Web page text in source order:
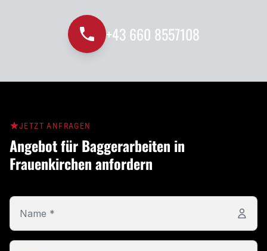
+43 660 8557108
JETZT ANFRAGEN
Angebot für Baggerarbeiten in
Frauenkirchen anfordern